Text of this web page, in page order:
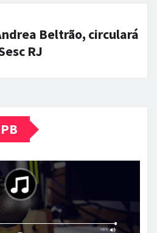
Beltrão, circulará
RJ